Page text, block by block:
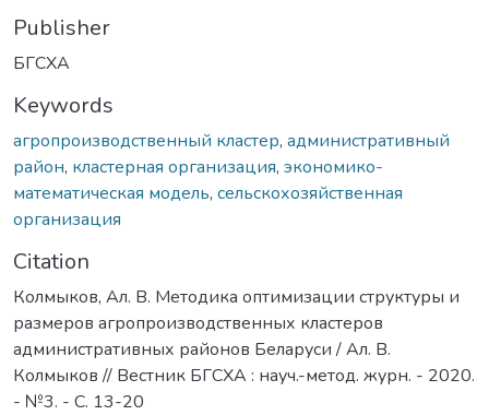
Publisher
БГСХА
Keywords
агропроизводственный кластер, административный
район, кластерная организация, экономико-
математическая модель, сельскохозяйственная
организация
Citation
Колмыков, Ал. В. Методика оптимизации структуры и
размеров агропроизводственных кластеров
административных районов Беларуси / Ал. В.
Колмыков // Вестник БГСХА : науч.-метод. журн. - 2020.
- №3. - С. 13-20